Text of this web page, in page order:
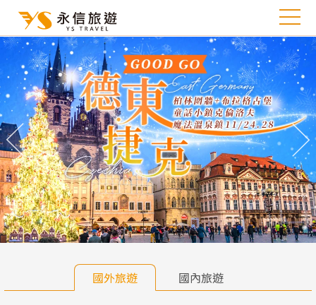
往前 往
國外旅遊 國內旅遊